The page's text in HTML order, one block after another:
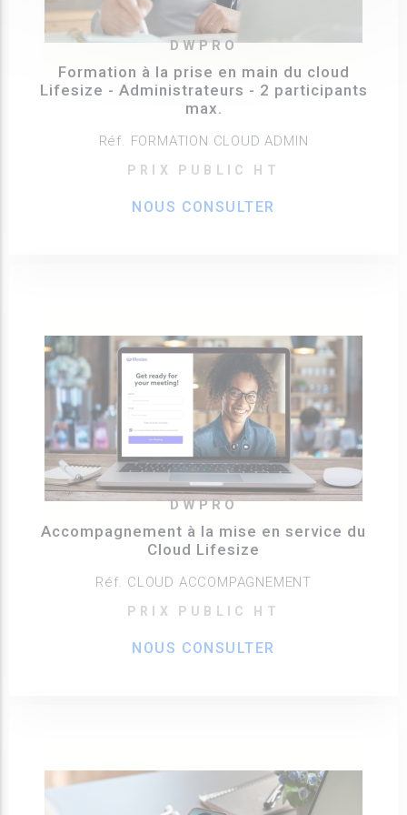
DWPRO
Formation à la prise en main du cloud
Lifesize - Administrateurs - 2 participants
max.
Réf. FORMATION CLOUD ADMIN
PRIX PUBLIC HT
NOUS CONSULTER
DWPRO
Accompagnement à la mise en service du
Cloud Lifesize
Réf. CLOUD ACCOMPAGNEMENT
PRIX PUBLIC HT
NOUS CONSULTER